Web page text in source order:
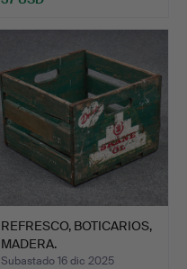
REFRESCO, BOTICARIOS,
MADERA.
Subastado 16 dic 2025